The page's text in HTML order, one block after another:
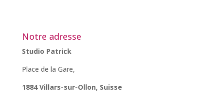
Notre adresse
Studio Patrick
Place de la Gare,
1884 Villars-sur-Ollon, Suisse